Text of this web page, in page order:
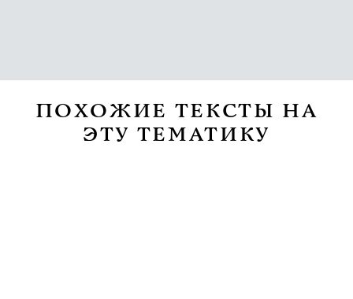
ПОХОЖИЕ ТЕКСТЫ НА
ЭТУ ТЕМАТИКУ